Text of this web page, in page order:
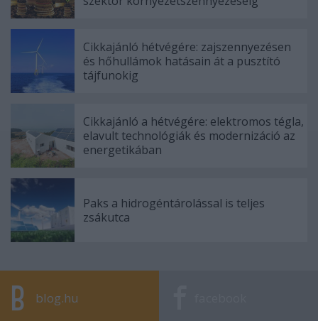
Cikkajánló hétvégére: zajszennyezésen
és hőhullámok hatásain át a pusztító
tájfunokig
Cikkajánló a hétvégére: elektromos tégla,
elavult technológiák és modernizáció az
energetikában
Paks a hidrogéntárolással is teljes
zsákutca
blog.hu